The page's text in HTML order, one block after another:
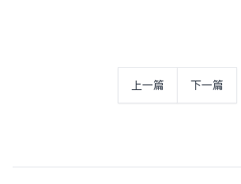
上一篇 下一篇